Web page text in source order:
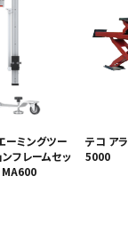
ーミングツー
フレームセッ
テコ ア
5000